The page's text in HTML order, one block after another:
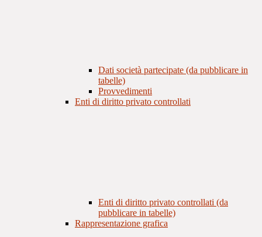
Dati società partecipate (da pubblicare in
tabelle)
Provvedimenti
Enti di diritto privato controllati
Enti di diritto privato controllati (da
pubblicare in tabelle)
Rappresentazione grafica